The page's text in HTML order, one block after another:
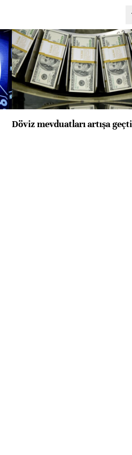
Döviz mevduatları artışa geçti